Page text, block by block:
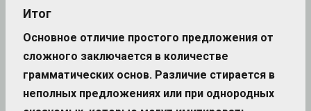
Итог
Основное отличие простого предложения от
сложного заключается в количестве
грамматических основ. Различие стирается в
неполных предложениях или при однородных